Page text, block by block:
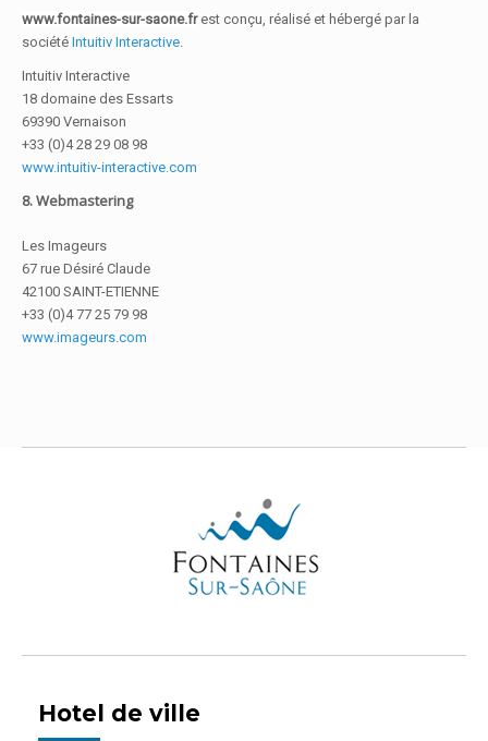
www.fontaines-sur-saone.frest conçu, réalisé et hébergé par la
société Intuitiv Interactive.
Intuitiv Interactive
18 domaine des Essarts
69390 Vernaison
+33 (0)4 28 29 08 98
www.intuitiv-interactive.com
8. Webmastering
Les Imageurs
67 rue Désiré Claude
42100 SAINT-ETIENNE
+33 (0)4 77 25 79 98
www.imageurs.com
Hotel de ville